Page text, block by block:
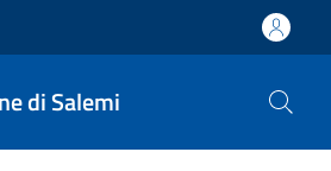
di Salemi